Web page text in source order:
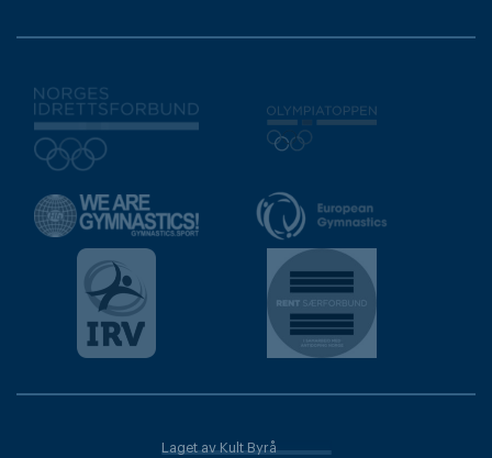
Laget av Kult Byrå